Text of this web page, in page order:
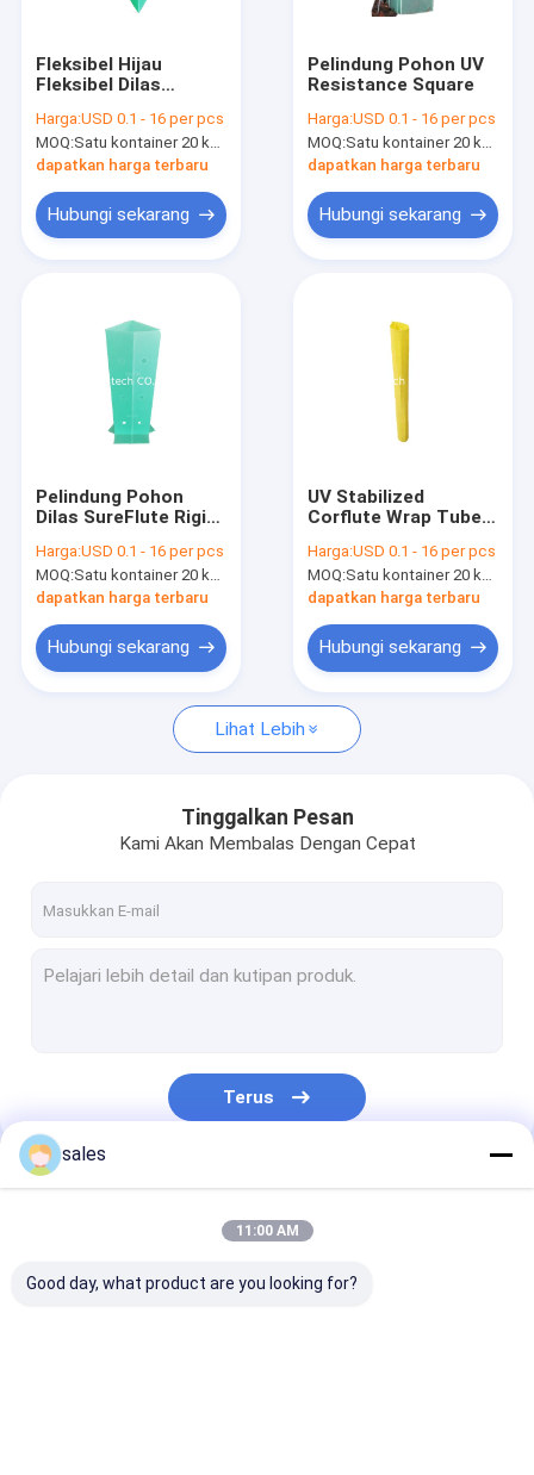
Produk
Video
Tentang kami
Permintaan Penawaran
Papan Honeycomb PP
Kotak Lengan Pallet
Mesin Tepi Tepi
Mesin Pembuat Lengan
Pelindung Pohon Bergelombang
Fleksibel Hijau
Fleksibel Dilas
Corflute
Harga:USD 0.1 - 16 per pcs
MOQ:Satu kontainer 20 kaki
dapatkan harga terbaru
Hubungi sekarang
Pelindung Pohon UV
Resistance Square
Harga:USD 0.1 - 16 per pcs
MOQ:Satu kontainer 20 kaki
dapatkan harga terbaru
Hubungi sekarang
Pelindung Pohon
Dilas SureFlute Rigid
Harga:USD 0.1 - 16 per pcs
MOQ:Satu kontainer 20 kaki
dapatkan harga terbaru
Hubungi sekarang
UV Stabilized
Corflute Wrap Tubex
Harga:USD 0.1 - 16 per pcs
MOQ:Satu kontainer 20 kaki
dapatkan harga terbaru
Hubungi sekarang
Lihat Lebih
Tinggalkan Pesan
Kami Akan Membalas Dengan Cepat
Terus
Kategori Kami
sales
11:00 AM
Good day, what product are you looking for?